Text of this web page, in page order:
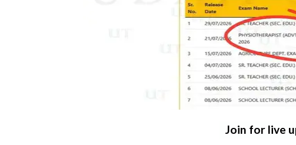
Join for live